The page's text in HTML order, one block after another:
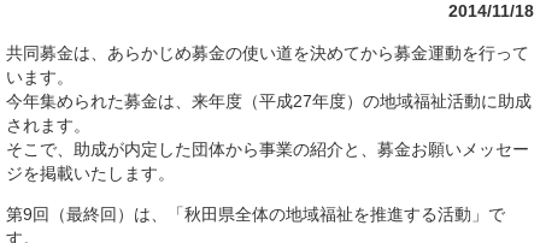
2014/11/18
共同募金は、あらかじめ募金の使い道を決めてから募金運動を行って
います。
今年集められた募金は、来年度（平成27年度）の地域福祉活動に助成
されます。
そこで、助成が内定した団体から事業の紹介と、募金お願いメッセー
ジを掲載いたします。
第9回（最終回）は、「秋田県全体の地域福祉を推進する活動」で
す。